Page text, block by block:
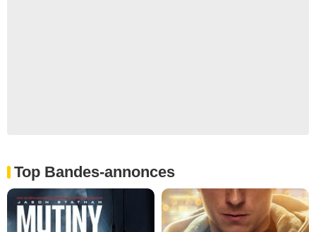
Top Bandes-annonces